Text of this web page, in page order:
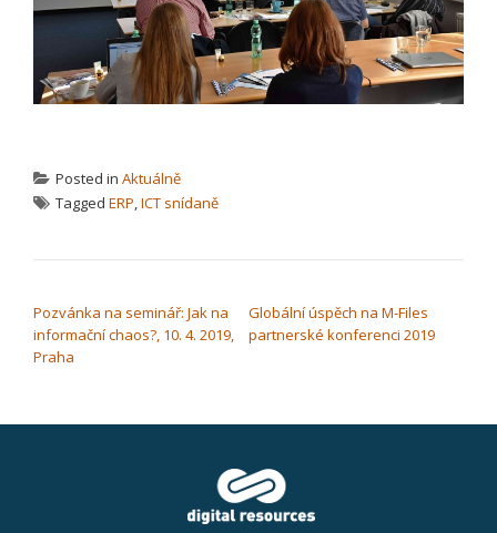
Posted in Aktuálně
Tagged ERP,ICT snídaně
Pozvánka na seminář: Jak na
informační chaos?, 10. 4. 2019,
Praha
Globální úspěch na M-Files
partnerské konferenci 2019